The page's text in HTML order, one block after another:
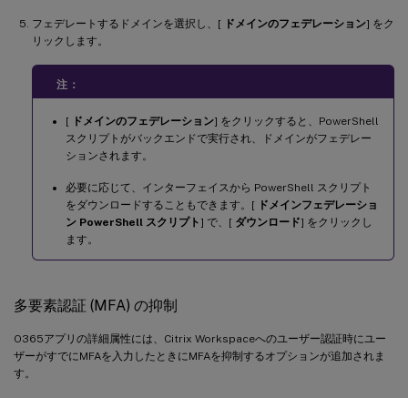
フェデレートするドメインを選択し、[ ドメインのフェデレーション] をク
リックします。
注：
[ ドメインのフェデレーション] をクリックすると、PowerShell
スクリプトがバックエンドで実行され、ドメインがフェデレー
ションされます。
必要に応じて、インターフェイスから PowerShell スクリプト
をダウンロードすることもできます。[
ドメインフェデレーショ
ン PowerShell スクリプト ] で、[ ダウンロード] をクリックし
ます。
多要素認証 (MFA) の抑制
O365アプリの詳細属性には、Citrix Workspaceへのユーザー認証時にユー
ザーがすでにMFAを入力したときにMFAを抑制するオプションが追加されま
す。